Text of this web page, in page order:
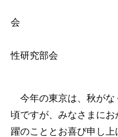
日本
会
あい
性研究部会
椎
今年の東京は、秋がな
頃ですが、みなさまに
躍のこととお喜び申し上